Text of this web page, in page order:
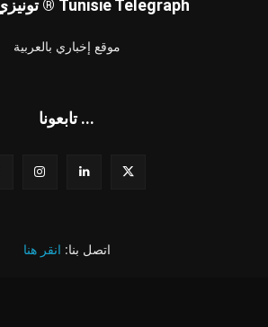
تونيزي تلغراف ® Tunisie Telegraph
موقع إخباري بالعربية
تابعونا ...
اتصل بنا: انقر هنا